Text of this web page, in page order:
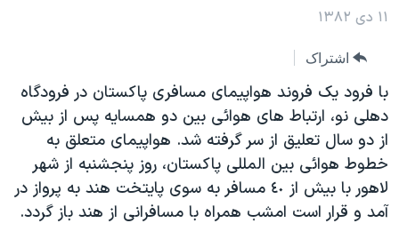
صفحه
جهش
به
جستجو
آمریکا
جهان
ورزشی
گزیده‌ها
ویژه برنامه‌ها
ویدیوها
فرهنگ و زندگی
جدول برنامه ها
صفحه‌های ویژه
جام جهانی ۲۰۲۶
عملیات خشم حماسی
۲۵۰سالگی آمریکا
بایگانی برنامه‌های تلویزیونی
مستندها
فرکانس‌های صدای آمریکا
پخش رادیویی
یادگیری زبان انگلیسی
دنبال کنید
۱۱ دی ۱۳۸۲
اشتراک
با فرود يک فروند هواپيمای مسافری پاکستان در فرودگاه
دهلی نو، ارتباط های هوائی بين دو همسايه پس از بيش
از دو سال تعليق از سر گرفته شد. هواپيمای متعلق به
خطوط هوائی بين المللی پاکستان، روز پنجشنبه از شهر
لاهور با بيش از ٤٠ مسافر به سوی پايتخت هند به پرواز در
آمد و قرار است امشب همراه با مسافرانی از هند باز گردد.